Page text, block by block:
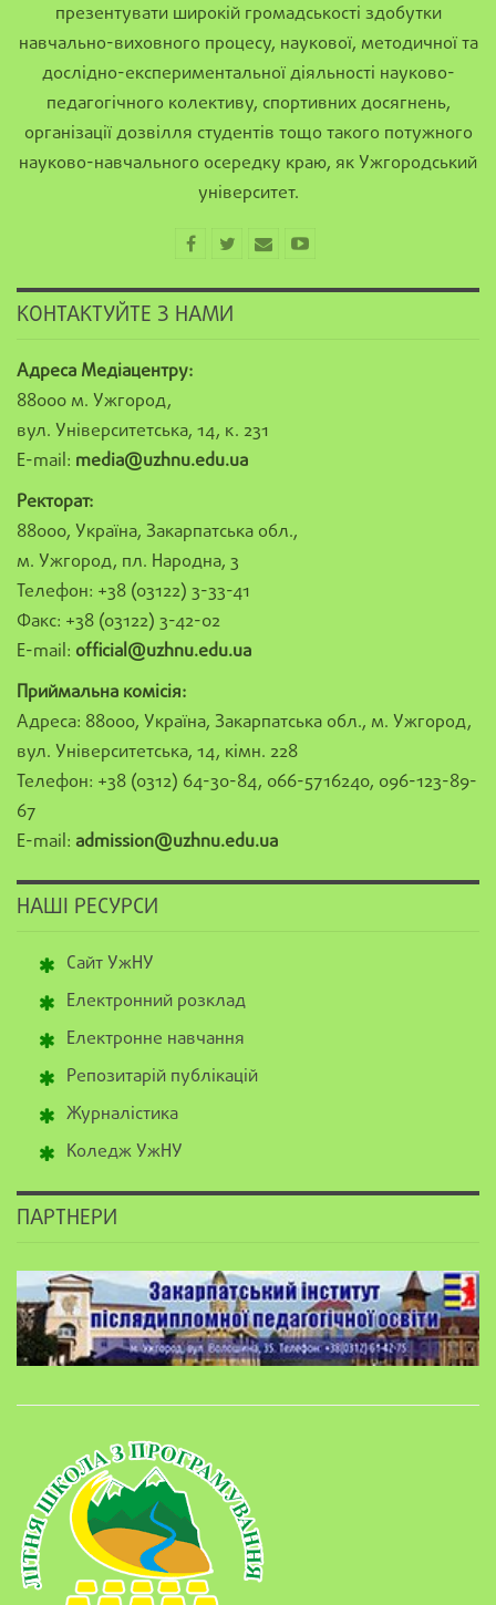
презентувати широкій громадськості здобутки
навчально-виховного процесу, наукової, методичної та
дослідно-експериментальної діяльності науково-
педагогічного колективу, спортивних досягнень,
організації дозвілля студентів тощо такого потужного
науково-навчального осередку краю, як Ужгородський
університет.
КОНТАКТУЙТЕ З НАМИ
Адреса Медіацентру:
88000 м. Ужгород,
вул. Університетська, 14, к. 231
E-mail: media@uzhnu.edu.ua
Ректорат:
88000, Україна, Закарпатська обл.,
м. Ужгород, пл. Народна, 3
Телефон: +38 (03122) 3-33-41
Факс: +38 (03122) 3-42-02
E-mail: official@uzhnu.edu.ua
Приймальна комісія:
Адреса: 88000, Україна, Закарпатська обл., м. Ужгород,
вул. Університетська, 14, кімн. 228
Телефон: +38 (0312) 64-30-84, 066-5716240, 096-123-89-
67
E-mail: admission@uzhnu.edu.ua
НАШІ РЕСУРСИ
Сайт УжНУ
Електронний розклад
Електронне навчання
Репозитарій публікацій
Журналістика
Коледж УжНУ
ПАРТНЕРИ